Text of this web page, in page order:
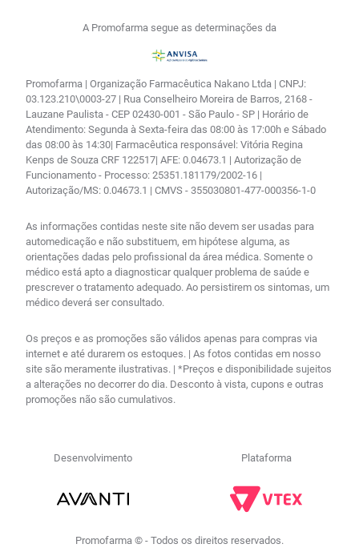
A Promofarma segue as determinações da
Promofarma | Organização Farmacêutica Nakano Ltda | CNPJ:
03.123.210\0003-27 | Rua Conselheiro Moreira de Barros, 2168 -
Lauzane Paulista - CEP 02430-001 - São Paulo - SP | Horário de
Atendimento: Segunda à Sexta-feira das 08:00 às 17:00h e Sábado
das 08:00 às 14:30| Farmacêutica responsável: Vitória Regina
Kenps de Souza CRF 122517| AFE: 0.04673.1 | Autorização de
Funcionamento - Processo: 25351.181179/2002-16 |
Autorização/MS: 0.04673.1 | CMVS - 355030801-477-000356-1-0
As informações contidas neste site não devem ser usadas para
automedicação e não substituem, em hipótese alguma, as
orientações dadas pelo profissional da área médica. Somente o
médico está apto a diagnosticar qualquer problema de saúde e
prescrever o tratamento adequado. Ao persistirem os sintomas, um
médico deverá ser consultado.
Os preços e as promoções são válidos apenas para compras via
internet e até durarem os estoques. | As fotos contidas em nosso
site são meramente ilustrativas. | *Preços e disponibilidade sujeitos
a alterações no decorrer do dia. Desconto à vista, cupons e outras
promoções não são cumulativos.
Desenvolvimento Plataforma
Promofarma © - Todos os direitos reservados.